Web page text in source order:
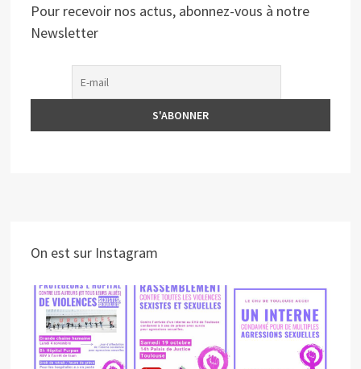
Pour recevoir nos actus, abonnez-vous à notre
Newsletter
On est sur Instagram